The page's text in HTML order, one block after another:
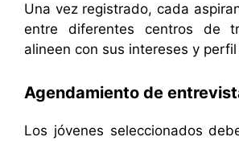
Una vez registrado, cada
entre diferentes centros de
alineen con sus intereses y
Agendamiento de
Los jóvenes seleccionados